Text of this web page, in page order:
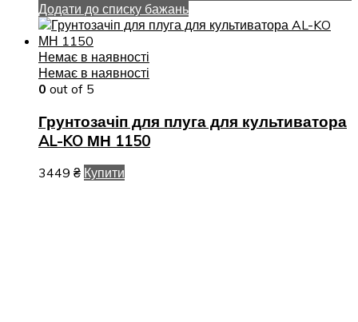
Додати до списку бажань
Немає в наявності
Немає в наявності
0 out of 5
Грунтозачіп для плуга для культиватора
AL-KO МН 1150
3449 ₴ Купити